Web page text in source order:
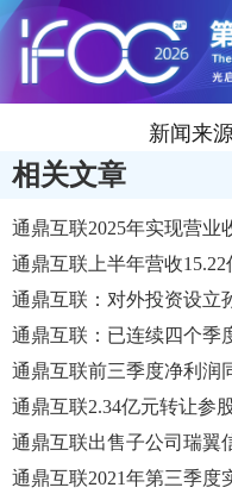
新闻来
相关文章
通鼎互联2025年实现营业
通鼎互联上半年营收
通鼎互联：对外投资设立
通鼎互联：已连续四个季
通鼎互联前三季度净利润
通鼎互联2.34亿元转让参
通鼎互联出售子公司瑞翼
通鼎互联2021年第三季度